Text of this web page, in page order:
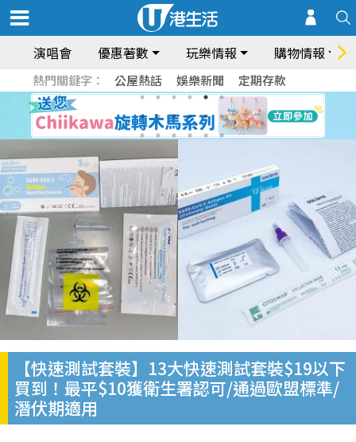
演唱會 優惠著數 玩樂情報 購物情報
熱門關鍵字： 公屋熱話 娛樂新聞 定期存款
【快速測試套裝】13大快速測試套裝$19以下
買到！最平$10獲衛生署認可/通過歐盟標準/
潛伏期適用